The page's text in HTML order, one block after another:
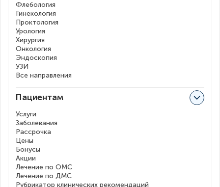
Флебология
Гинекология
Проктология
Урология
Хирургия
Онкология
Эндоскопия
УЗИ
Все направления
Пациентам
Услуги
Заболевания
Рассрочка
Цены
Бонусы
Акции
Лечение по ОМС
Лечение по ДМС
Рубрикатор клинических рекомендаций